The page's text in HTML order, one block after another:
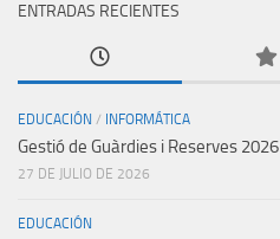
ENTRADAS RECIENTES
EDUCACIÓN / INFORMÁTICA
Gestió de Guàrdies i Reserves 2026
27 DE JULIO DE 2026
EDUCACIÓN